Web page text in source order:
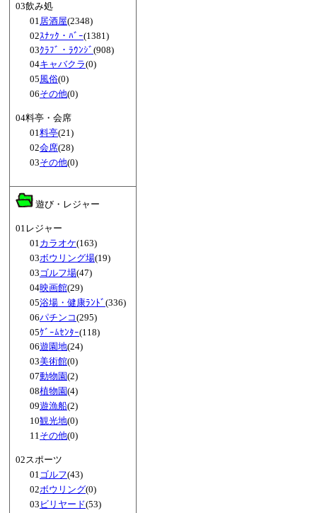
03飲み処
01居酒屋(2348)
02ｽﾅｯｸ・ﾊﾞｰ(1381)
03ｸﾗﾌﾞ・ﾗｳﾝｼﾞ (908)
04キャバクラ(0)
05風俗(0)
06その他(0)
04料亭・会席
01料亭(21)
02会席(28)
03その他(0)
遊び・レジャー
01レジャー
01カラオケ(163)
03ボウリング場(19)
03ゴルフ場(47)
04映画館(29)
05浴場・健康ﾗﾝﾄﾞ (336)
06パチンコ(295)
05ｹﾞｰﾑｾﾝﾀｰ(118)
06遊園地(24)
03美術館(0)
07動物園(2)
08植物園(4)
09遊漁船(2)
10観光地(0)
11その他(0)
02スポーツ
01ゴルフ(43)
02ボウリング(0)
03 ビリヤード(53)